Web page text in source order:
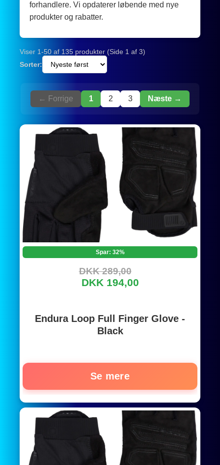
forhandlere. Vi opdaterer løbende med nye
produkter og rabatter.
Viser 1-50 af 135 produkter (Side 1 af 3)
Sorter:
← Forrige 1 2 3 Næste →
Spar: 32%
DKK 289,00
DKK 194,00
Endura Loop Full Finger Glove -
Black
Se mere